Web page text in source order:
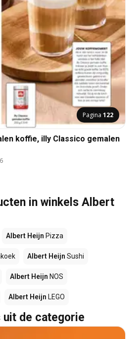
Pagina 122
koffie, illy Classico gemalen
in winkels Albert
Albert Heijn Pizza
Albert Heijn Sushi
Albert Heijn NOS
Albert Heijn LEGO
de categorie